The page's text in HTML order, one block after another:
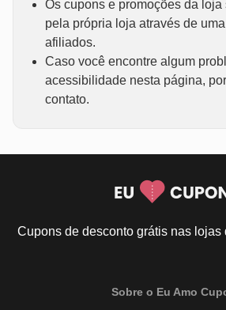
Os cupons e promoções da
pela própria loja através de
afiliados.
Caso você encontre algum
acessibilidade nesta página,
contato.
Cupons de desconto grátis nas lojas
Sobre o Eu Amo